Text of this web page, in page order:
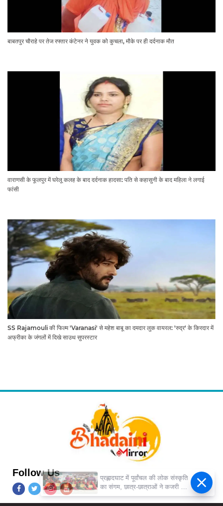
बाबतपुर चौराहे पर तेज रफ्तार कंटेनर ने युवक को कुचला, मौके पर ही दर्दनाक मौत
वाराणसी के फूलपुर में घरेलू कलह के बाद दर्दनाक हादसा: पति से कहासुनी के बाद महिला ने लगाई
फांसी
SS Rajamouli की फिल्म 'Varanasi' से महेश बाबू का दमदार लुक वायरल: 'रुद्र' के किरदार में
अफ्रीका के जंगलों में दिखे साउथ सुपरस्टार
Follow Us
प्रह्लादघाट में पूर्वांचल की लोक संस्कृति
का संगम, छात्र-छात्राओं ने कजरी की
तान से बांधा समां